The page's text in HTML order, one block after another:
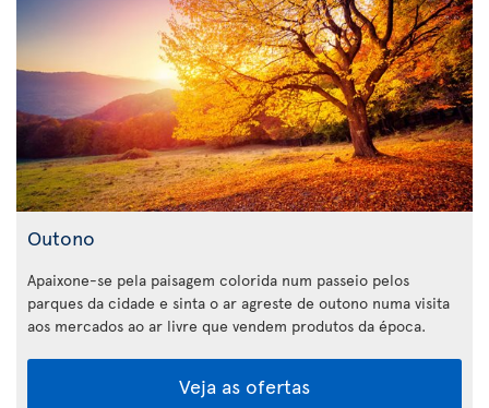
Outono
Apaixone-se pela paisagem colorida num passeio pelos
parques da cidade e sinta o ar agreste de outono numa visita
aos mercados ao ar livre que vendem produtos da época.
Veja as ofertas